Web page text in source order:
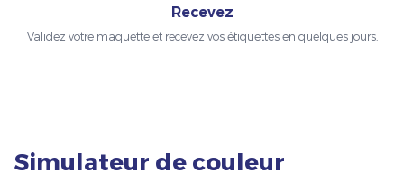
Recevez
Validez votre maquette et recevez vos étiquettes en quelques jours.
Simulateur de couleur